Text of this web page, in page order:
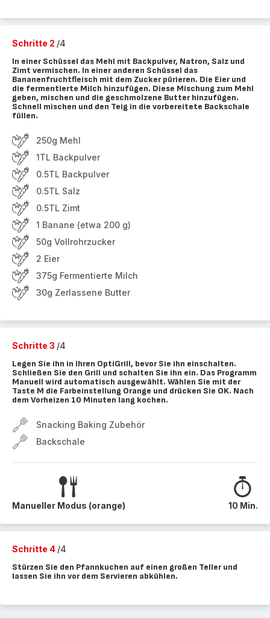
Schritte 2 /4
In einer Schüssel das Mehl mit Backpulver, Natron, Salz und
Zimt vermischen. In einer anderen Schüssel das
Bananenfruchtfleisch mit dem Zucker pürieren. Die Eier und
die fermentierte Milch hinzufügen. Diese Mischung zum Mehl
geben, mischen und die geschmolzene Butter hinzufügen.
Schnell mischen und den Teig in die vorbereitete Backschale
füllen.
250g Mehl
1TL Backpulver
0.5TL Backpulver
0.5TL Salz
0.5TL Zimt
1 Banane (etwa 200 g)
50g Vollrohrzucker
2 Eier
375g Fermentierte Milch
30g Zerlassene Butter
Schritte 3 /4
Legen Sie ihn in Ihren OptiGrill, bevor Sie ihn einschalten.
Schließen Sie den Grill und schalten Sie ihn ein. Das Programm
Manuell wird automatisch ausgewählt. Wählen Sie mit der
Taste M die Farbeinstellung Orange und drücken Sie OK. Nach
dem Vorheizen 10 Minuten lang kochen.
Snacking Baking Zubehör
Backschale
Manueller Modus (orange) 10 Min.
Schritte 4 /4
Stürzen Sie den Pfannkuchen auf einen großen Teller und
lassen Sie ihn vor dem Servieren abkühlen.